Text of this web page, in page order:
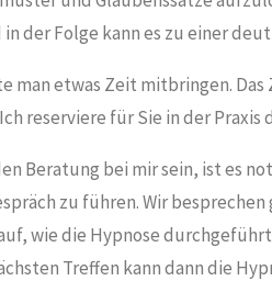
der Folge kann es zu einer
man etwas Zeit mitbringen.
reserviere für Sie in der
Beratung bei mir sein, ist es
zu führen. Wir
wie die Hypnose
Treffen kann dann die